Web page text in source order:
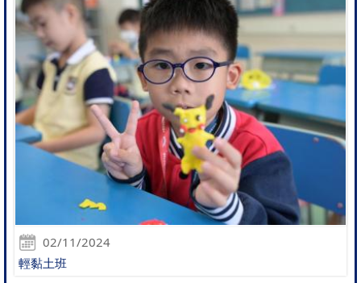
02/11/2024
輕黏土班